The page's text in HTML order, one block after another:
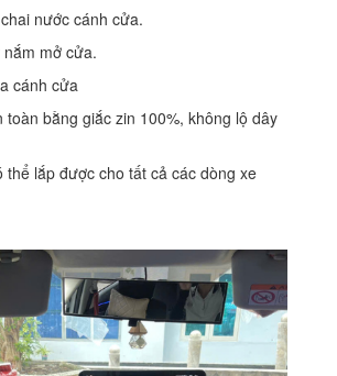
nước cánh cửa.
mở cửa.
cánh cửa
bằng giắc zin 100%, không lộ dây
lắp được cho tất cả các dòng xe